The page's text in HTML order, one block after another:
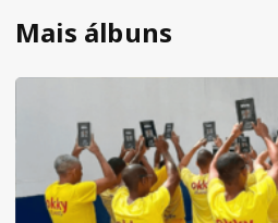
Mais álbuns